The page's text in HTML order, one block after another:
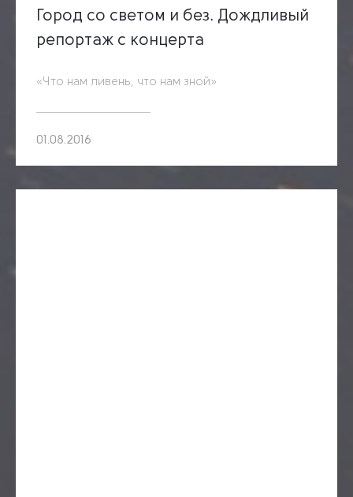
Город со светом и без. Дождливый
репортаж с концерта
«Что нам ливень, что нам зной»
01.08.2016